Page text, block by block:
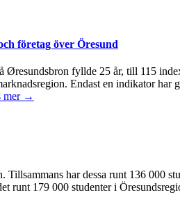
företag över Öresund
fyllde 25 år, till 115
Endast en indikator
mer →
har dessa runt 136 000
179 000 studenter i